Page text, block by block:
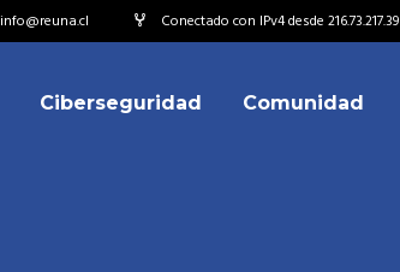
info@reuna.cl Conectado con IPv4 desde 216.73.217.39
Ciberseguridad Comunidad